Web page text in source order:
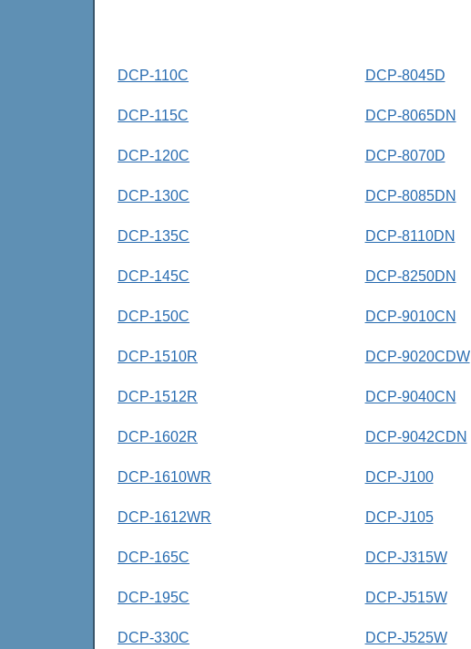
DCP-110C
DCP-115C
DCP-120C
DCP-130C
DCP-135C
DCP-145C
DCP-150C
DCP-1510R
DCP-1512R
DCP-1602R
DCP-1610WR
DCP-1612WR
DCP-165C
DCP-195C
DCP-330C
DCP-8045D
DCP-8065DN
DCP-8070D
DCP-8085DN
DCP-8110DN
DCP-8250DN
DCP-9010CN
DCP-9020CDW
DCP-9040CN
DCP-9042CDN
DCP-J100
DCP-J105
DCP-J315W
DCP-J515W
DCP-J525W